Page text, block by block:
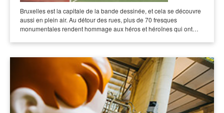
Bruxelles est la capitale de la bande dessinée, et cela se découvre
aussi en plein air. Au détour des rues, plus de 70 fresques
monumentales rendent hommage aux héros et héroïnes qui ont…